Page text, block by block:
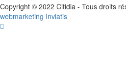
Copyright © 2022 Citidia - Tous droits
webmarketing Inviatis